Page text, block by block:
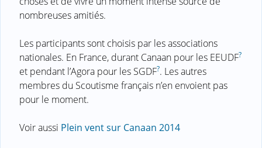
nombreuses amitiés.
Les participants sont choisis par les associations
nationales. En France, durant Canaan pour les EEUDF?
et pendant l’Agora pour les SGDF?. Les autres
membres du Scoutisme français n’en envoient pas
pour le moment.
Voir aussi Plein vent sur Canaan 2014